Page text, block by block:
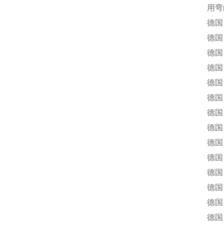
用弯曲
德国
德国
德国
德国
德国
德国
德国
德国
德国
德国
德国
德国
德国
德国